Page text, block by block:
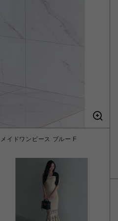
イドワンピース ブルー F